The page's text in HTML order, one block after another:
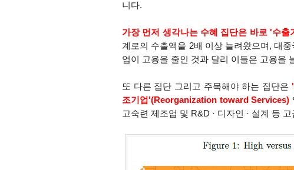
니다.
가장 먼저 생각나는 수혜 집단은 바로 '수
계로의 수출액을 2배 이상 늘려왔으며, 대
업이 고용을 줄인 것과 달리 이들은 고용을
또 다른 집단 그리고 주목해야 하는 집단은
조기업'(Reorganization toward Services)
고숙련 제조업 및 R&D · 디자인 · 설계 등